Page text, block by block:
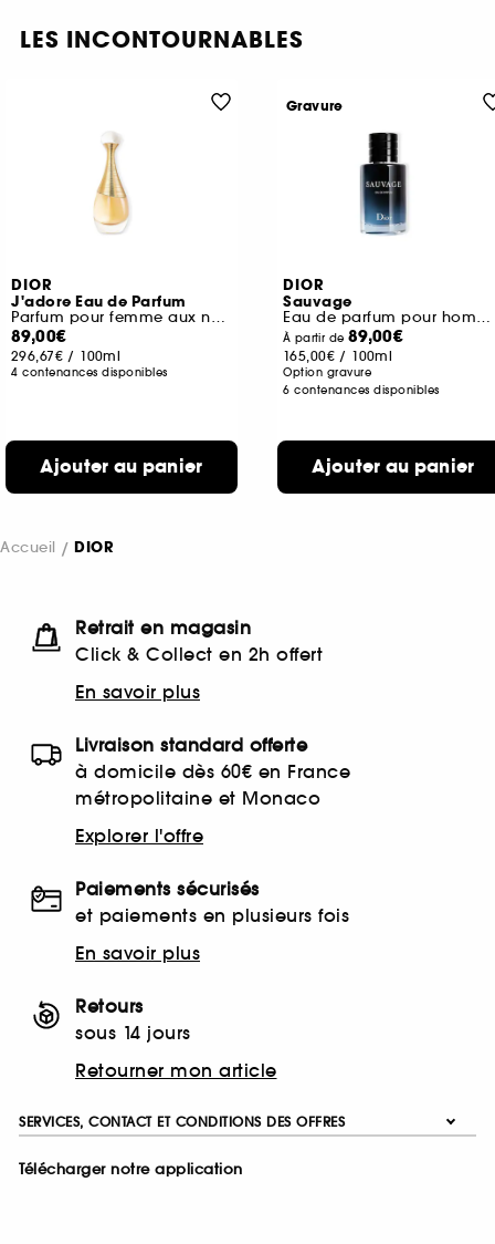
LES INCONTOURNABLES
DIOR
J'adore Eau de Parfum
Parfum pour femme aux notes solaires et florales
89,00€
296,67€ / 100ml
4 contenances disponibles
Ajouter au panier
DIOR
Sauvage
Eau de parfum pour homme notes épicées et d'absolu vanille
À partir de 89,00€
165,00€ / 100ml
Option gravure
6 contenances disponibles
Ajouter au panier
Gravure
Accueil DIOR
Retrait en magasin
Click & Collect en 2h offert
En savoir plus
Livraison standard offerte
à domicile dès 60€ en France
métropolitaine et Monaco
Explorer l'offre
Paiements sécurisés
et paiements en plusieurs fois
En savoir plus
Retours
sous 14 jours
Retourner mon article
SERVICES, CONTACT ET CONDITIONS DES OFFRES
Télécharger notre application